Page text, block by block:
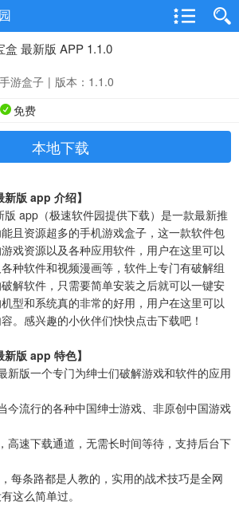
盒 最新版 APP 1.1.0
手游盒子 | 版本：1.1.0
免费
本地下载
版 app 介绍】
app（极速软件园提供下载）是一款最新推
且资源超多的手机游戏盒子，这一款软件包
戏资源以及各种应用软件，用户在这里可以
种软件和视频漫画等，软件上专门有破解组
解软件，只需要简单安装之后就可以一键安
型和系统真的非常的好用，用户在这里可以
。感兴趣的小伙伴们快快点击下载吧！
版 app 特色】
版一个专门为绅士们破解游戏和软件的应用
流行的各种中国绅士游戏、非原创中国游戏
速下载通道，无需长时间等待，支持后台下
条路都是人教的，实用的战术技巧是全网
这么简单过。